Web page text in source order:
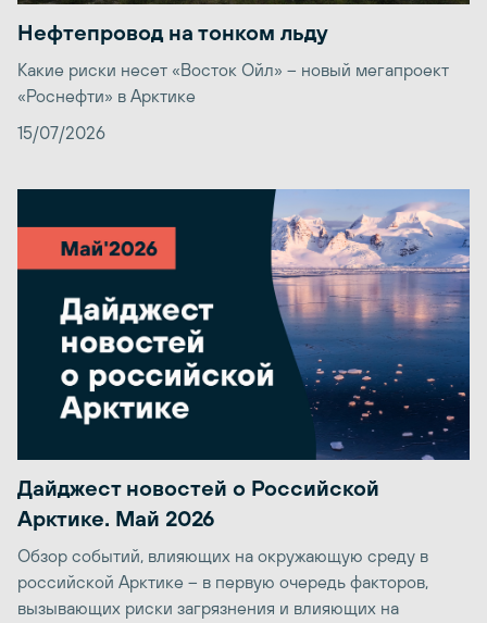
Нефтепровод на тонком льду
Какие риски несет «Восток Ойл» – новый мегапроект
«Роснефти» в Арктике
15/07/2026
Дайджест новостей о Российской
Арктике. Май 2026
Обзор событий, влияющих на окружающую среду в
российской Арктике – в первую очередь факторов,
вызывающих риски загрязнения и влияющих на